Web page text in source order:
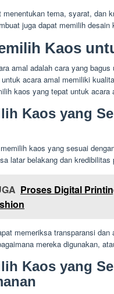
menentukan tema, syarat, dan
juga dapat memilih
Kaos
amal adalah cara yang
acara amal memiliki
kaos yang tepat untuk acara
Kaos yang
kaos yang sesuai
latar belakang dan
Proses Digital
memeriksa transparansi
mereka digunakan,
Kaos yang